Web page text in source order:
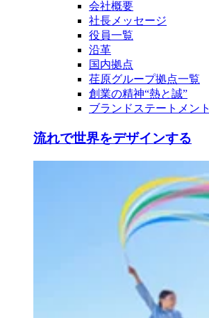
会社概要
社長メッセージ
役員一覧
沿革
国内拠点
荏原グループ拠点一覧
創業の精神“熱と誠”
ブランドステートメント
流れで世界をデザインする